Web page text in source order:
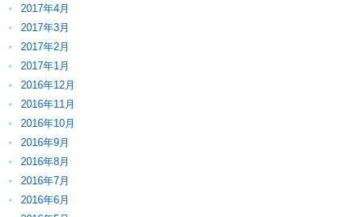
2017年4月
2017年3月
2017年2月
2017年1月
2016年12月
2016年11月
2016年10月
2016年9月
2016年8月
2016年7月
2016年6月